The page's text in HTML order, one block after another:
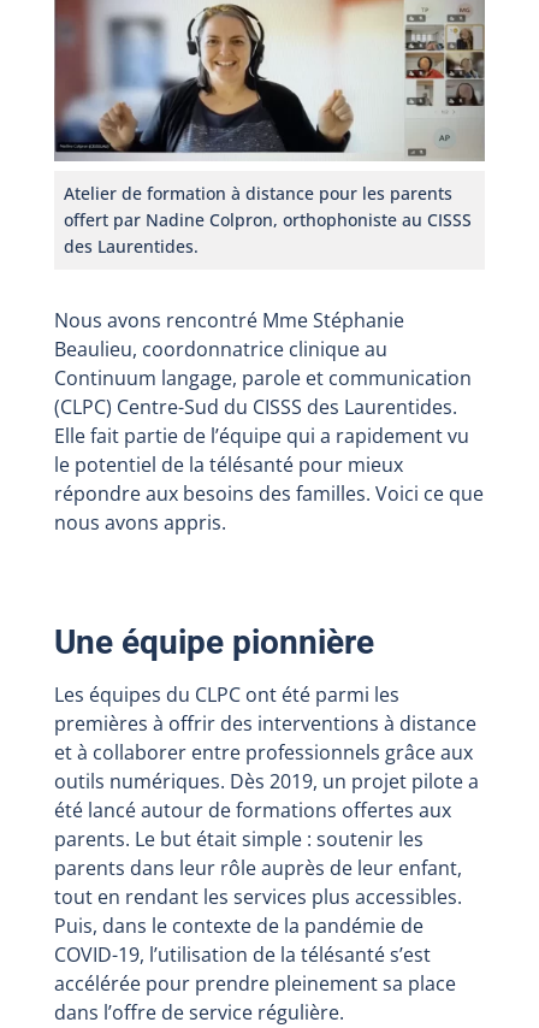
Atelier de formation à distance pour les parents
offert par Nadine Colpron, orthophoniste au CISSS
des Laurentides.
Nous avons rencontré Mme Stéphanie
Beaulieu, coordonnatrice clinique au
Continuum langage, parole et communication
(CLPC) Centre-Sud du CISSS des Laurentides.
Elle fait partie de l’équipe qui a rapidement vu
le potentiel de la télésanté pour mieux
répondre aux besoins des familles. Voici ce que
nous avons appris.
Une équipe pionnière
Les équipes du CLPC ont été parmi les
premières à offrir des interventions à distance
et à collaborer entre professionnels grâce aux
outils numériques. Dès 2019, un projet pilote a
été lancé autour de formations offertes aux
parents. Le but était simple : soutenir les
parents dans leur rôle auprès de leur enfant,
tout en rendant les services plus accessibles.
Puis, dans le contexte de la pandémie de
COVID-19, l’utilisation de la télésanté s’est
accélérée pour prendre pleinement sa place
dans l’offre de service régulière.